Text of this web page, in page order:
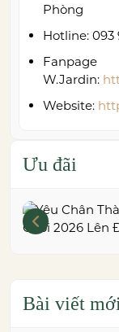
Phòng
Hotline: 093
Fanpage
W.Jardin:
Website:
Ưu đãi
Bài viết